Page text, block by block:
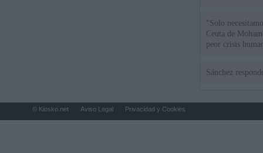
"Solo
Ceuta de
peor crisis
Sánchez
© Kiosko.net Aviso Legal Privacidad y Cookies